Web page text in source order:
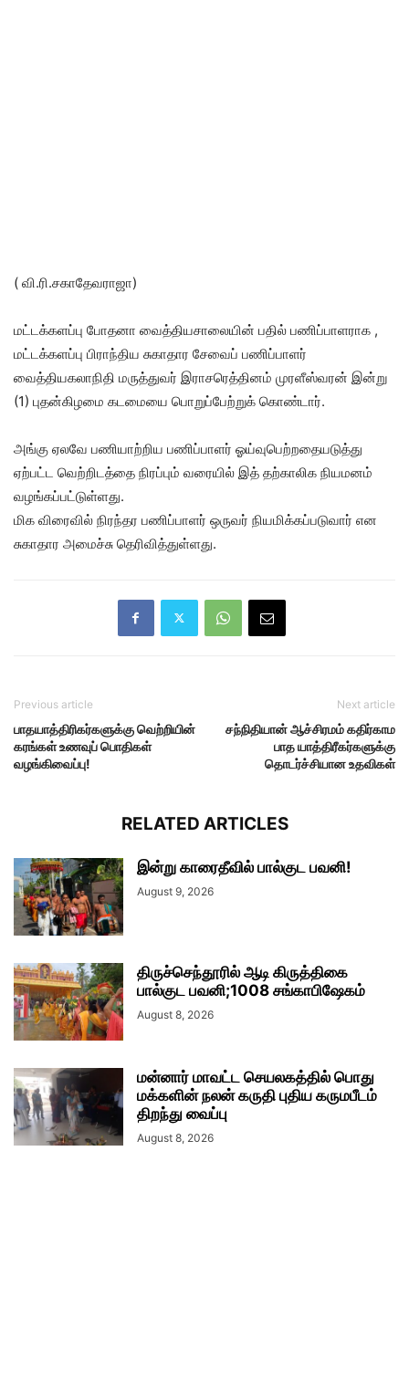
( வி.ரி.சகாதேவராஜா)
மட்டக்களப்பு போதனா வைத்தியசாலையின் பதில் பணிப்பாளராக ,
மட்டக்களப்பு பிராந்திய சுகாதார சேவைப் பணிப்பாளர்
வைத்தியகலாநிதி மருத்துவர் இராசரெத்தினம் முரளீஸ்வரன் இன்று
(1) புதன்கிழமை கடமையை பொறுப்பேற்றுக் கொண்டார்.
அங்கு ஏலவே பணியாற்றிய பணிப்பாளர் ஓய்வுபெற்றதையடுத்து
ஏற்பட்ட வெற்றிடத்தை நிரப்பும் வரையில் இத் தற்காலிக நியமனம்
வழங்கப்பட்டுள்ளது.
மிக விரைவில் நிரந்தர பணிப்பாளர் ஒருவர் நியமிக்கப்படுவார் என
சுகாதார அமைச்சு தெரிவித்துள்ளது.
Previous article
பாதயாத்திரிகர்களுக்கு வெற்றியின்
கரங்கள் உணவுப் பொதிகள்
வழங்கிவைப்பு!
Next article
சந்நிதியான் ஆச்சிரமம் கதிர்காம
பாத யாத்திரீகர்களுக்கு
தொடர்ச்சியான உதவிகள்
RELATED ARTICLES
இன்று காரைதீவில் பால்குட பவனி!
August 9, 2026
திருச்செந்தூரில் ஆடி கிருத்திகை
பால்குட பவனி;1008 சங்காபிஷேகம்
August 8, 2026
மன்னார் மாவட்ட செயலகத்தில் பொது
மக்களின் நலன் கருதி புதிய கருமபீடம்
திறந்து வைப்பு
August 8, 2026